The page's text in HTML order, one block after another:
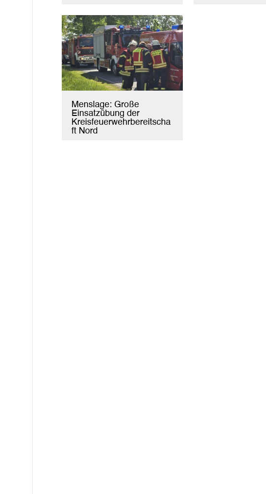
Menslage: Große
Einsatzübung der
Kreisfeuerwehrbereitscha
ft Nord